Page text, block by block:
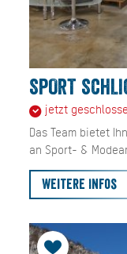
SPORT
jetzt
Das Team bietet
an Sport- &
Weitere Infos